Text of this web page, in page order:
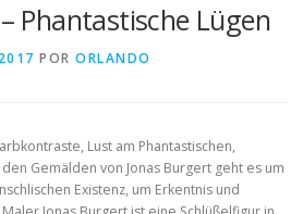
Deutsch
Español
Phantastische Lügen
POR ORLANDO
Lust am Phantastischen,
Gemälden von Jonas Burgert geht es um
Existenz, um Erkentnis und